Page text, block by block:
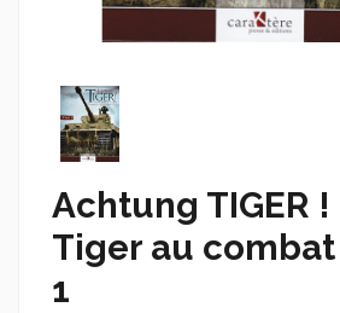
Achtung TIGER
Tiger au
1